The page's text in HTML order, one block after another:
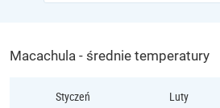
Macachula - średnie temperatury
Styczeń Luty